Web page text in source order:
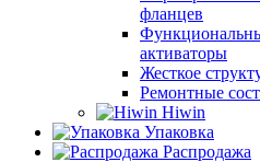
фланцев
активаторы
Жесткое
Ремонтные
Hiwin
Упаковка
Распродажа